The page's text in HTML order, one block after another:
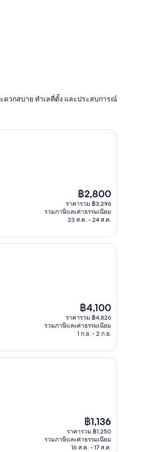
ดวกสบาย ทำเลที่ตั้ง และประสบการณ์
ราคา
ปัจจุบัน
คือ
฿2,800
฿2,800
ราคารวม ฿3,296
รวมภาษีและค่าธรรมเนียม
23 ส.ค. - 24 ส.ค.
ราคา
ปัจจุบัน
คือ
฿4,100
฿4,100
ราคารวม ฿4,826
รวมภาษีและค่าธรรมเนียม
1 ก.ย. - 2 ก.ย.
ราคา
ปัจจุบัน
คือ
฿1,136
฿1,136
ราคารวม ฿1,250
รวมภาษีและค่าธรรมเนียม
16 ส.ค. - 17 ส.ค.